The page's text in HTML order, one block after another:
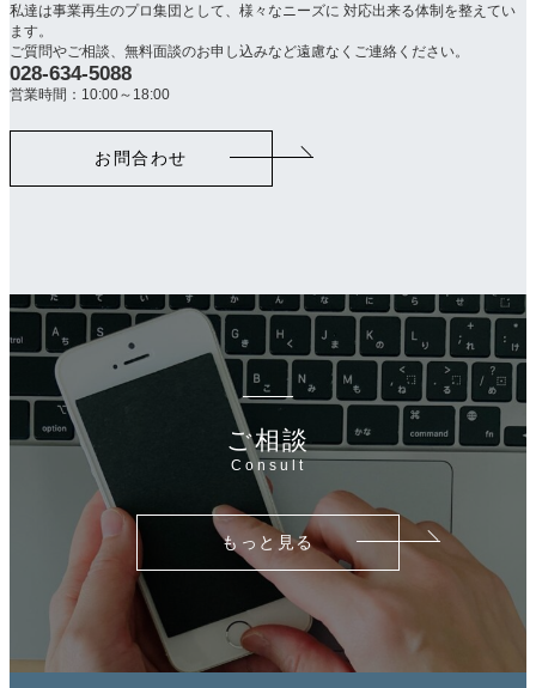
私達は事業再生のプロ集団として、様々なニーズに 対応出来る体制を整えてい
ます。
ご質問やご相談、無料面談のお申し込みなど遠慮なくご連絡ください。
カ
ラ
ク
028-634-5088
営業時間：10:00～18:00
お問合わせ
ご相談
Consult
もっと見る